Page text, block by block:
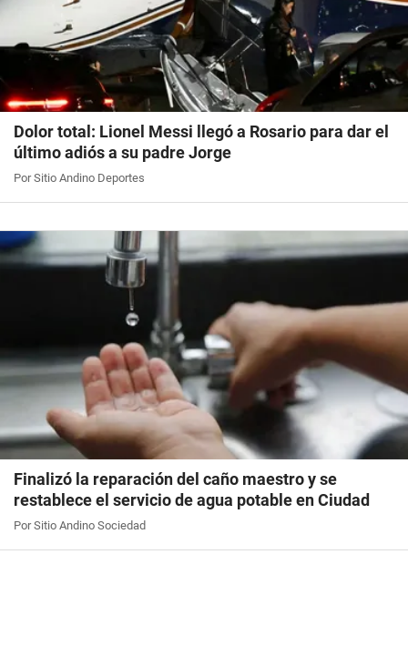
Dolor total: Lionel Messi llegó a Rosario para dar el
último adiós a su padre Jorge
Por Sitio Andino Deportes
Finalizó la reparación del caño maestro y se
restablece el servicio de agua potable en Ciudad
Por Sitio Andino Sociedad